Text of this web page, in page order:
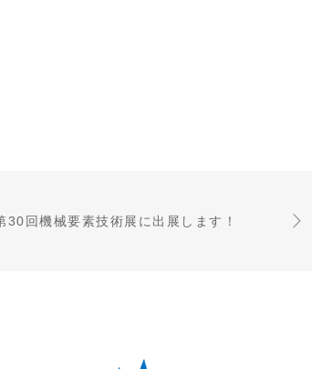
30回機械要素技術展に出展します！